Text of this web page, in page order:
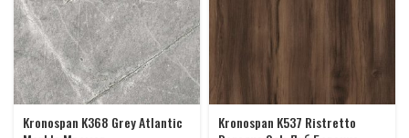
Kronospan K368 Grey Atlantic
Kronospan K537 Ristretto